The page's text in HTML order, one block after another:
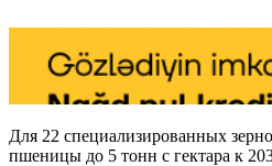
Для 22 специализированных
пшеницы до 5 тонн с гектара к